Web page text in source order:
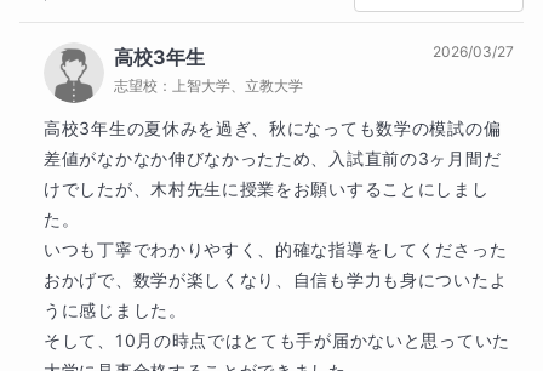
高校3年生
志望校： 上智大学、立教大学
2026/03/27
高校3年生の夏休みを過ぎ、秋になっても数学の模試の偏
差値がなかなか伸びなかったため、入試直前の3ヶ月間だ
けでしたが、木村先生に授業をお願いすることにしまし
た。
いつも丁寧でわかりやすく、的確な指導をしてくださった
おかげで、数学が楽しくなり、自信も学力も身についたよ
うに感じました。
そして、10月の時点ではとても手が届かないと思っていた